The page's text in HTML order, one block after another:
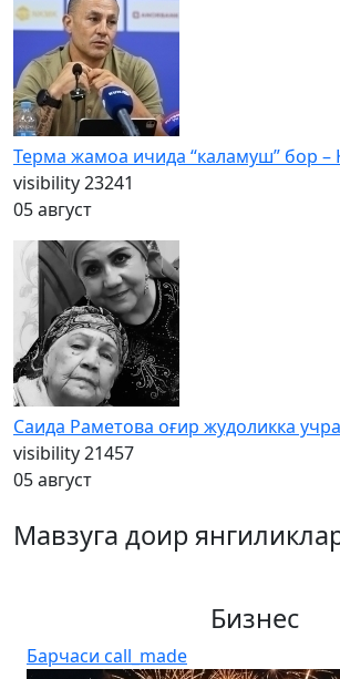
Терма жамоа ичида “каламуш” бор –
visibility23241
05 август
Саида Раметова оғир жудоликка
visibility21457
05 август
Мавзуга доир
Бизнес
Барчаси call_made